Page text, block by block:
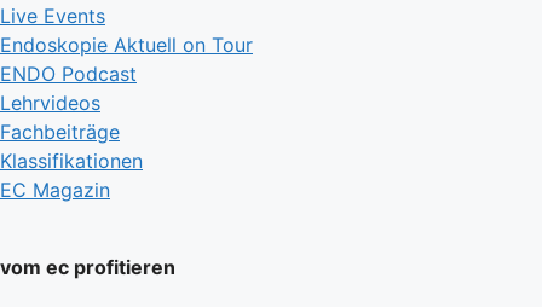
Live Events
Endoskopie Aktuell on Tour
ENDO Podcast
Lehrvideos
Fachbeiträge
Klassifikationen
EC Magazin
vom ec profitieren